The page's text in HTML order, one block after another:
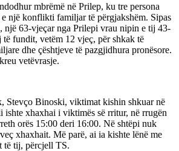
mbrëmë në Prilep, ku tre persona
e një konflikti familjar të përgjakshëm. Sipas
një 63-vjeçar nga Prilepi vrau nipin e tij 43-
fundit, vetëm 12 vjeç, për shkak të
dhe çështjeve të pazgjidhura pronësore.
vetëvrasje.
Stevço Binoski, viktimat kishin shkuar në
ishte xhaxhai i viktimës së rritur, në rrugën
orës 15:00 deri 16:00. Në shtëpi nuk
xhaxhait. Më parë, ai ia kishte lënë me
të tij, përcjell TS.